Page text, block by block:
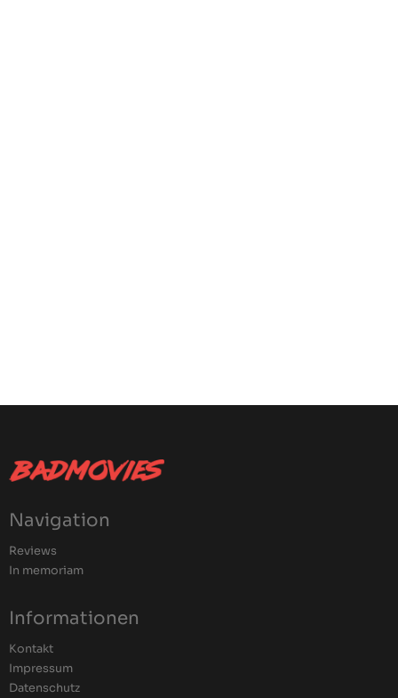
Navigation
Reviews
In memoriam
Informationen
Kontakt
Impressum
Datenschutz